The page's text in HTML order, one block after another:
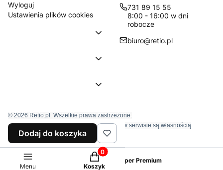
Wyloguj
Ustawienia plików cookies
731 89 15 55
8:00 - 16:00 w dni
robocze
biuro@retio.pl
© 2026 Retio.pl. Wszelkie prawa zastrzeżone.
Znaki towarowe i nazwy firmowe używane w serwisie są własnością
wyłączne tychże firm.
Sklep internetowy Shoper Premium
Dodaj do koszyka
Menu
Produkty w koszyku: 0. Zobacz
Koszyk